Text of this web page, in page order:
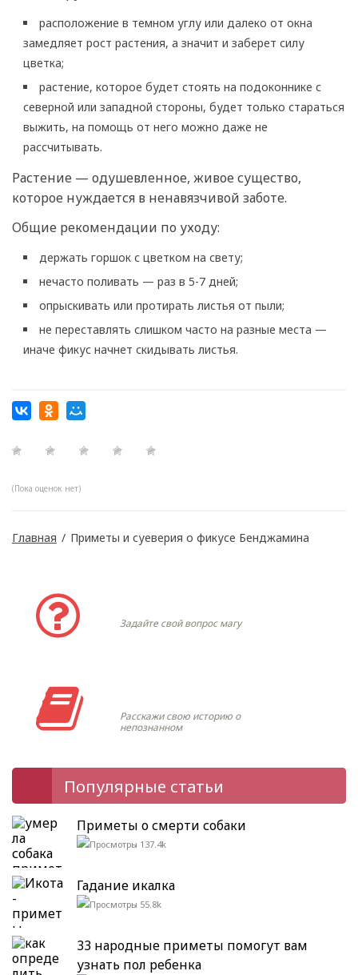
расположение в темном углу или далеко от окна
замедляет рост растения, а значит и заберет силу
цветка;
растение, которое будет стоять на подоконнике с
северной или западной стороны, будет только стараться
выжить, на помощь от него можно даже не
рассчитывать.
Растение — одушевленное, живое существо,
которое нуждается в ненавязчивой заботе.
Общие рекомендации по уходу:
держать горшок с цветком на свету;
нечасто поливать — раз в 5-7 дней;
опрыскивать или протирать листья от пыли;
не переставлять слишком часто на разные места —
иначе фикус начнет скидывать листья.
(Пока оценок нет)
Главная / Приметы и суеверия о фикусе Бенджамина
Задайте свой вопрос магу
Расскажи свою историю о
непознанном
Популярные статьи
Приметы о смерти собаки
137.4k
Гадание икалка
55.8k
33 народные приметы помогут вам
узнать пол ребенка